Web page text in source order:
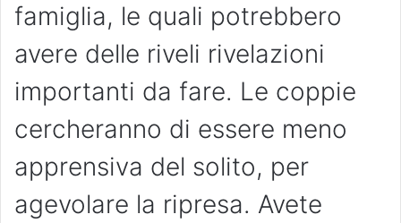
famiglia, le quali potrebbero
avere delle riveli rivelazioni
importanti da fare. Le coppie
cercheranno di essere meno
apprensiva del solito, per
agevolare la ripresa. Avete